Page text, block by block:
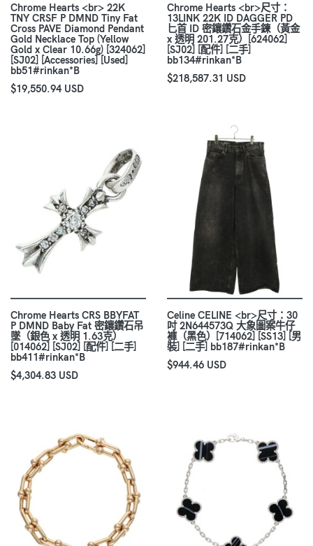
Chrome Hearts <br> 22K
TNY CRSF P DMND Tiny Fat
Cross PAVE Diamond Pendant
Gold Necklace Top (Yellow
Gold x Clear 10.66g) [324062]
[SJ02] [Accessories] [Used]
bb51#rinkan*B
$19,550.94 USD
Chrome Hearts <br>尺寸：
13LINK 22K ID DAGGER PD
匕首 ID 密鑲鑽石金手鍊（黃金
x 透明 201.27克）[624062]
[SJ02] [配件] [二手]
bb134#rinkan*B
$218,587.31 USD
Chrome Hearts CRS BBYFAT
P DMND Baby Fat 密鑲鑽石吊
墜（銀色 x 透明 1.63克）
[014062] [SJ02] [配件] [二手]
bb411#rinkan*B
$4,304.83 USD
Celine CELINE <br>尺寸：30
吋 2N644573Q 大象圖案牛仔
褲（黑色）[714062] [SS13] [男
裝] [二手] bb187#rinkan*B
$944.46 USD